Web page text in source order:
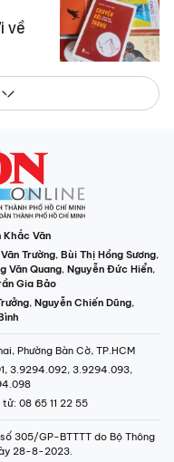
về
Khắc Văn
Trường, Bùi Thị Hồng Sương,
Văn Quang, Nguyễn Đức Hiển,
Gia Bảo
, Nguyễn Chiến Dũng,
Phường Bàn Cờ, TP.HCM
3.9294.092, 3.9294.093,
tử: 08 65 11 22 55
305/GP-BTTTT do Bộ Thông
28-8-2023.